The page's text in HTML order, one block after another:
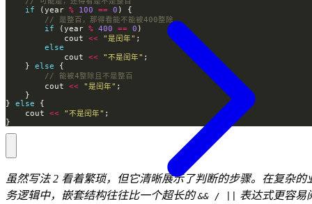
if (year % 100 == 0
if (year % 400 == 0
            cout
<< "是闰年"
else
            cout
<< "不是闰年"
    }
else
        cout
<< "是闰年"
} else
    cout
<< "不是闰年"
}
虽然写法 2 看着繁琐，但它清晰展示了判断的步骤。在复杂的
务逻辑中，嵌套结构往往比一个超长的&& / ||
表达式更容易